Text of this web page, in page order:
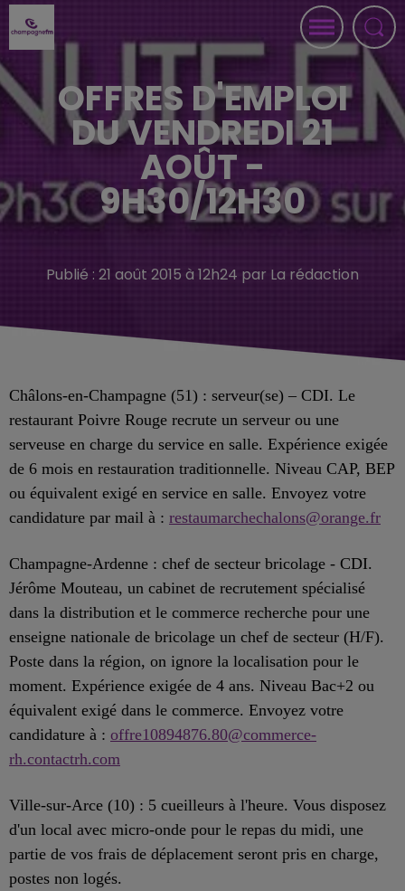
OFFRES D'EMPLOI
DU VENDREDI 21
AOÛT -
9H30/12H30
Publié : 21 août 2015 à 12h24 par La rédaction
Châlons-en-Champagne (51) : serveur(se) – CDI. Le
restaurant Poivre Rouge recrute un serveur ou une
serveuse en charge du service en salle. Expérience exigée
de 6 mois en restauration traditionnelle. Niveau CAP, BEP
ou équivalent exigé en service en salle. Envoyez votre
candidature par mail à : restaumarchechalons@orange.fr
Champagne-Ardenne : chef de secteur bricolage - CDI.
Jérôme Mouteau, un cabinet de recrutement spécialisé
dans la distribution et le commerce recherche pour une
enseigne nationale de bricolage un chef de secteur (H/F).
Poste dans la région, on ignore la localisation pour le
moment. Expérience exigée de 4 ans. Niveau Bac+2 ou
équivalent exigé dans le commerce. Envoyez votre
candidature à : offre10894876.80@commerce-
rh.contactrh.com
Ville-sur-Arce (10) : 5 cueilleurs à l'heure. Vous disposez
d'un local avec micro-onde pour le repas du midi, une
partie de vos frais de déplacement seront pris en charge,
postes non logés.